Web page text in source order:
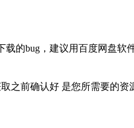
的bug，建议用百度网盘软
之前确认好 是您所需要的资